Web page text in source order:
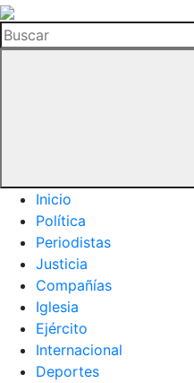
La
Hemeroteca
del
Buscar
Inicio
Política
Periodistas
Justicia
Compañías
Iglesia
Ejército
Internacional
Deportes